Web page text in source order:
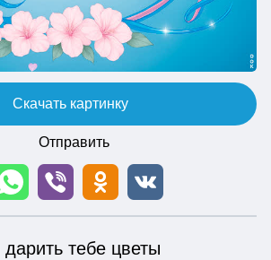
Скачать картинку
Отправить
тебе цветы